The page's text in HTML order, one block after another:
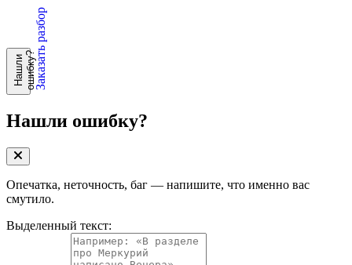
Н
а
ш
л
и
о
ш
и
б
к
у?Заказать разбор
Нашли ошибку?
Опечатка, неточность, баг — напишите, что именно вас
смутило.
Выделенный текст: